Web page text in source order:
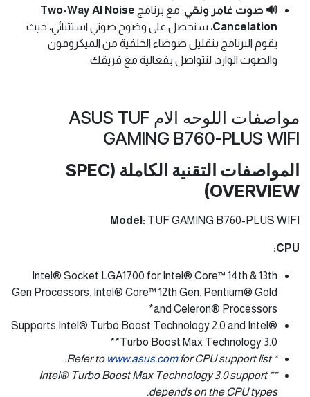
🔊 صوت غامر ونقي: مع برنامج Two-Way AI Noise
Cancelation، ستحصل على وضوح صوتي استثنائي، حيث
يقوم البرنامج بتقليل ضوضاء الخلفية من الميكروفون
والصوت الوارد، لتتواصل بفعالية مع فريقك.
مواصفات اللوحه الام ASUS TUF
GAMING B760-PLUS WIFI
المواصفات التقنية الكاملة (SPEC
OVERVIEW)
Model: TUF GAMING B760-PLUS WIFI
CPU:
Intel® Socket LGA1700 for Intel® Core™ 14th & 13th
Gen Processors, Intel® Core™ 12th Gen, Pentium® Gold
and Celeron® Processors*
Supports Intel® Turbo Boost Technology 2.0 and Intel®
Turbo Boost Max Technology 3.0**
* Refer to
www.asus.comfor CPU support list.
** Intel® Turbo Boost Max Technology 3.0 support
depends on the CPU types.